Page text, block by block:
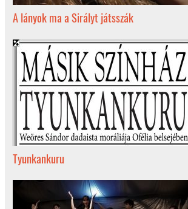
A lányok ma a Sirályt játsszák
Tyunkankuru